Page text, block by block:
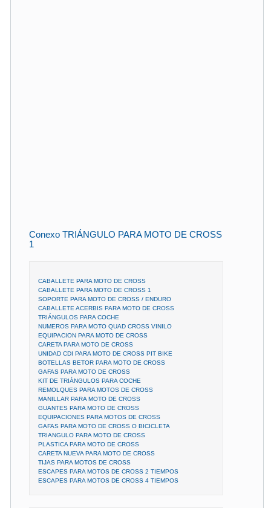
Conexo TRIÁNGULO PARA MOTO DE CROSS
1
CABALLETE PARA MOTO DE CROSS
CABALLETE PARA MOTO DE CROSS 1
SOPORTE PARA MOTO DE CROSS / ENDURO
CABALLETE ACERBIS PARA MOTO DE CROSS
TRIÁNGULOS PARA COCHE
NUMEROS PARA MOTO QUAD CROSS VINILO
EQUIPACION PARA MOTO DE CROSS
CARETA PARA MOTO DE CROSS
UNIDAD CDI PARA MOTO DE CROSS PIT BIKE
BOTELLAS BETOR PARA MOTO DE CROSS
GAFAS PARA MOTO DE CROSS
KIT DE TRIÁNGULOS PARA COCHE
REMOLQUES PARA MOTOS DE CROSS
MANILLAR PARA MOTO DE CROSS
GUANTES PARA MOTO DE CROSS
EQUIPACIONES PARA MOTOS DE CROSS
GAFAS PARA MOTO DE CROSS O BICICLETA
TRIANGULO PARA MOTO DE CROSS
PLASTICA PARA MOTO DE CROSS
CARETA NUEVA PARA MOTO DE CROSS
TIJAS PARA MOTOS DE CROSS
ESCAPES PARA MOTOS DE CROSS 2 TIEMPOS
ESCAPES PARA MOTOS DE CROSS 4 TIEMPOS